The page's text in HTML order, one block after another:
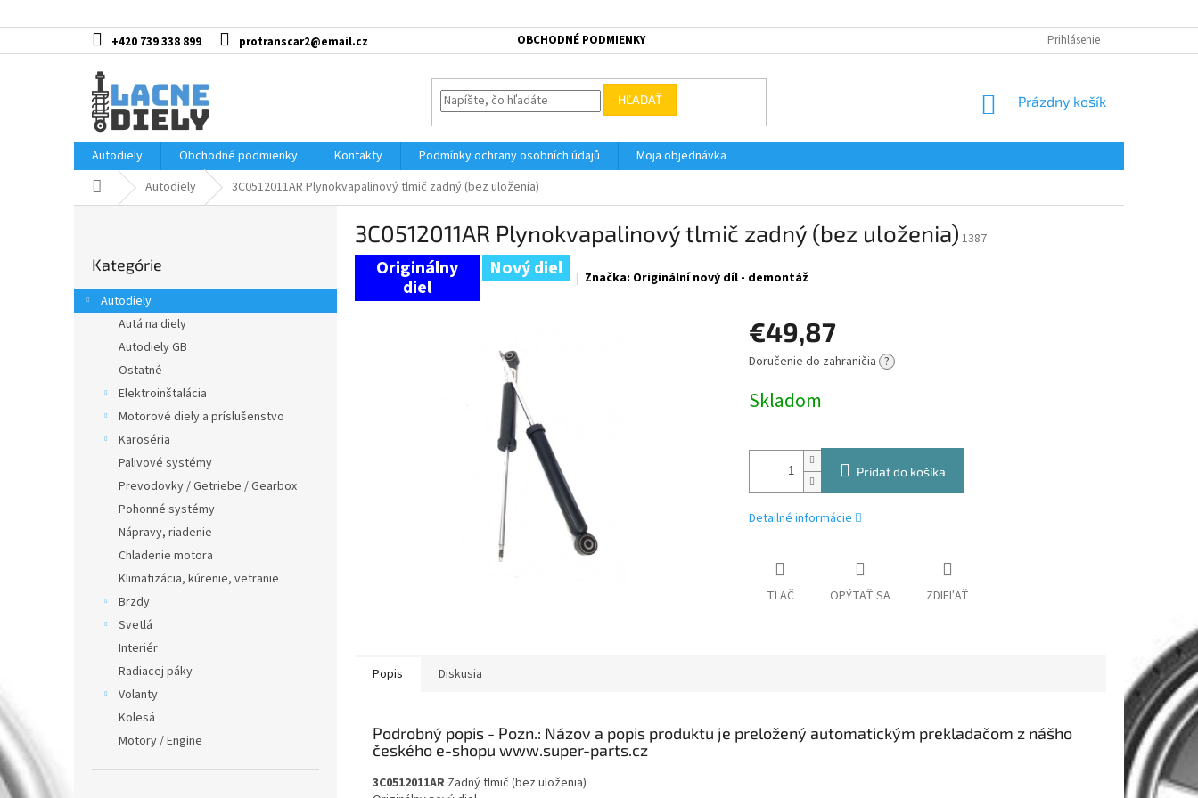
na
+420 739 338 899 protranscar2@email.cz OBCHODNÉ PODMIENKY Prihlásenie
HĽADAŤ
NÁKUPNÝ
Prázdny košík
Autodiely Obchodné podmienky Kontakty Podmínky ochrany osobních údajů
Moja objednávka
DomovAutodiely 3C0512011AR Plynokvapalinový tlmič zadný (bez uloženia)
ý
p
kategórie
Kategórie
Autodiely
Autá na diely
Autodiely GB
Ostatné
Elektroinštalácia
Motorové diely a príslušenstvo
Karoséria
Palivové systémy
Prevodovky / Getriebe / Gearbox
Pohonné systémy
Nápravy, riadenie
Chladenie motora
Klimatizácia, kúrenie, vetranie
Brzdy
Svetlá
Interiér
Radiacej páky
Volanty
Kolesá
Motory / Engine
3C0512011AR Plynokvapalinový tlmič zadný (bez uloženia) 1387
Nový diel Značka: Originální nový díl - demontáž
€49,87
Jednotková
Doručenie do zahraničia ?
Skladom
Pridať do košíka
Detailné informácie
TLAČ OPÝTAŤ SA ZDIEĽAŤ
Popis Diskusia
Podrobný popis
3C0512011AR Zadný tlmič (bez uloženia)